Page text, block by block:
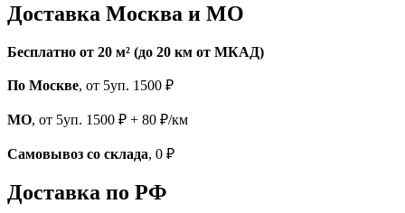
Доставка Москва и МО
Бесплатно от 20 м² (до 20 км от МКАД)
По Москве, от 5уп. 1500 ₽
МО, от 5уп. 1500 ₽ + 80 ₽/км
Самовывоз со склада, 0 ₽
Доставка по РФ